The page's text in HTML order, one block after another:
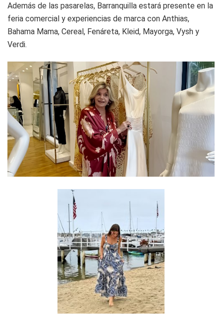
Además de las pasarelas, Barranquilla estará presente en la
feria comercial y experiencias de marca con Anthias,
Bahama Mama, Cereal, Fenáreta, Kleid, Mayorga, Vysh y
Verdi.